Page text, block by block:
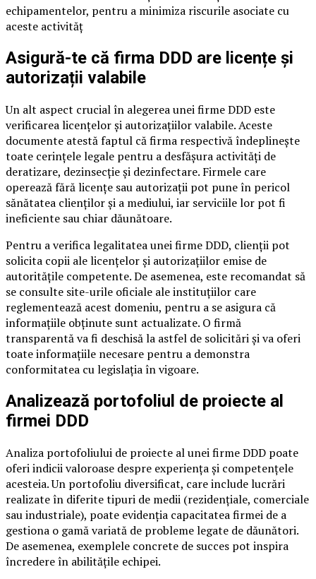
echipamentelor, pentru a minimiza riscurile asociate cu
aceste activităț
Asigură-te că firma DDD are licențe și
autorizații valabile
Un alt aspect crucial în alegerea unei firme DDD este
verificarea licențelor și autorizațiilor valabile. Aceste
documente atestă faptul că firma respectivă îndeplinește
toate cerințele legale pentru a desfășura activități de
deratizare, dezinsecție și dezinfectare. Firmele care
operează fără licențe sau autorizații pot pune în pericol
sănătatea clienților și a mediului, iar serviciile lor pot fi
ineficiente sau chiar dăunătoare.
Pentru a verifica legalitatea unei firme DDD, clienții pot
solicita copii ale licențelor și autorizațiilor emise de
autoritățile competente. De asemenea, este recomandat să
se consulte site-urile oficiale ale instituțiilor care
reglementează acest domeniu, pentru a se asigura că
informațiile obținute sunt actualizate. O firmă
transparentă va fi deschisă la astfel de solicitări și va oferi
toate informațiile necesare pentru a demonstra
conformitatea cu legislația în vigoare.
Analizează portofoliul de proiecte al
firmei DDD
Analiza portofoliului de proiecte al unei firme DDD poate
oferi indicii valoroase despre experiența și competențele
acesteia. Un portofoliu diversificat, care include lucrări
realizate în diferite tipuri de medii (rezidențiale, comerciale
sau industriale), poate evidenția capacitatea firmei de a
gestiona o gamă variată de probleme legate de dăunători.
De asemenea, exemplele concrete de succes pot inspira
încredere în abilitățile echipei.